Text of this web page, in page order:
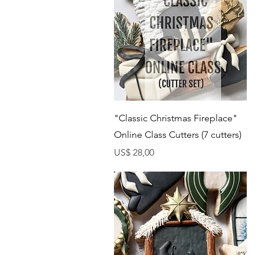
Visualização rápida
"Classic Christmas Fireplace"
Online Class Cutters (7 cutters)
Preço
US$ 28,00